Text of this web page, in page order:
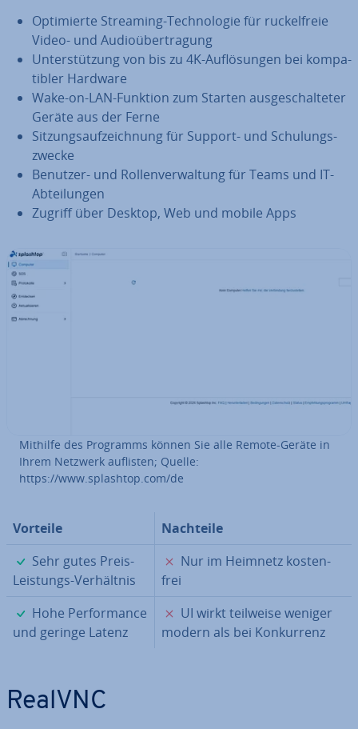
Op­ti­mier­te Streaming-Tech­no­lo­gie für ru­ck­el­freie
Video- und Au­dio­über­tra­gung
Un­ter­stüt­zung von bis zu 4K-Auf­lö­sun­gen bei kom­pa­
ti­bler Hardware
Wake-on-LAN-Funktion zum Starten aus­ge­schal­te­ter
Geräte aus der Ferne
Sit­zungs­auf­zeich­nung für Support- und Schu­lungs­
zwe­cke
Benutzer- und Rol­len­ver­wal­tung für Teams und IT-
Ab­tei­lun­gen
Zugriff über Desktop, Web und mobile Apps
Mithilfe des Programms können Sie alle Remote-Geräte in
Ihrem Netzwerk auflisten; Quelle:
https://www.splashtop.com/de
Vorteile
Nachteile
✓
Sehr gutes Preis-
Leistungs-Ver­hält­nis
✗
Nur im Heimnetz kos­ten­
frei
✓
Hohe Per­for­mance
und geringe Latenz
✗
UI wirkt teilweise weniger
modern als bei Kon­kur­renz
RealVNC